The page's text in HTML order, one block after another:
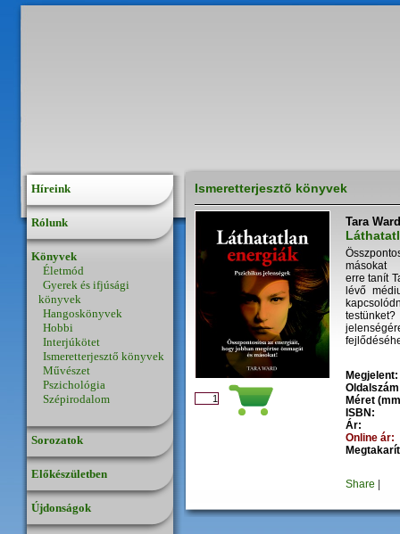
Híreink
Rólunk
Könyvek
Életmód
Gyerek és ifjúsági
könyvek
Hangoskönyvek
Hobbi
Interjúkötet
Ismeretterjesztő könyvek
Művészet
Pszichológia
Szépirodalom
Sorozatok
Előkészületben
Újdonságok
Ismeretterjesztõ könyvek
Tara Ward
másokat
erre tanít
lévő
Megjelent:
Méret
ISBN:
Ár:
Online ár:
Share